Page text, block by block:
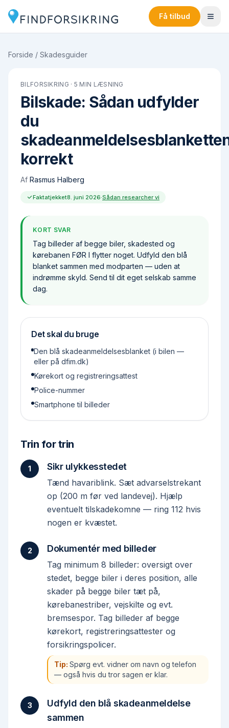
Få tilbud
Forside / Skadesguider
BILFORSIKRING · 5 MIN LÆSNING
Bilskade: Sådan udfylder
du
korrekt
Af Rasmus Halberg
Faktatjekket8. juni 2026·Sådan researcher vi
KORT SVAR
Tag billeder af begge biler, skadested og
kørebanen FØR I flytter noget. Udfyld den blå
blanket sammen med modparten — uden at
indrømme skyld. Send til dit eget selskab samme
dag.
Det skal du bruge
Den blå skadeanmeldelsesblanket (i bilen —
eller på dfim.dk)
Kørekort og registreringsattest
Police-nummer
Smartphone til billeder
Trin for trin
1 Sikr ulykkesstedet
Tænd havariblink. Sæt advarselstrekant
op (200 m før ved landevej). Hjælp
eventuelt tilskadekomne — ring 112 hvis
nogen er kvæstet.
2 Dokumentér med billeder
Tag minimum 8 billeder: oversigt over
stedet, begge biler i deres position, alle
skader på begge biler tæt på,
kørebanestriber, vejskilte og evt.
bremsespor. Tag billeder af begge
kørekort, registreringsattester og
forsikringspolicer.
Tip: Spørg evt. vidner om navn og telefon
— også hvis du tror sagen er klar.
3
Udfyld den blå skadeanmeldelse
sammen